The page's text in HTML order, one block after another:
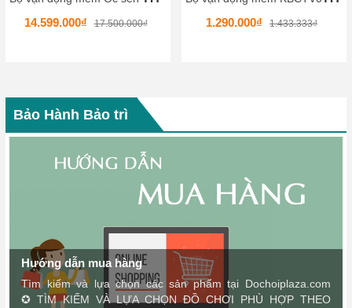
14.599.000₫ 17.500.000₫ 1.290.000₫ 1.433.333₫
Bảo Hành Bảo trì
Hướng dẫn mua hàng
Tìm kiếm và lựa chọn các sản phẩm tại Dochoiplaza.com
✪ TÌM KIẾM VÀ LỰA CHỌN ĐỒ CHƠI PHÙ HỢP THEO